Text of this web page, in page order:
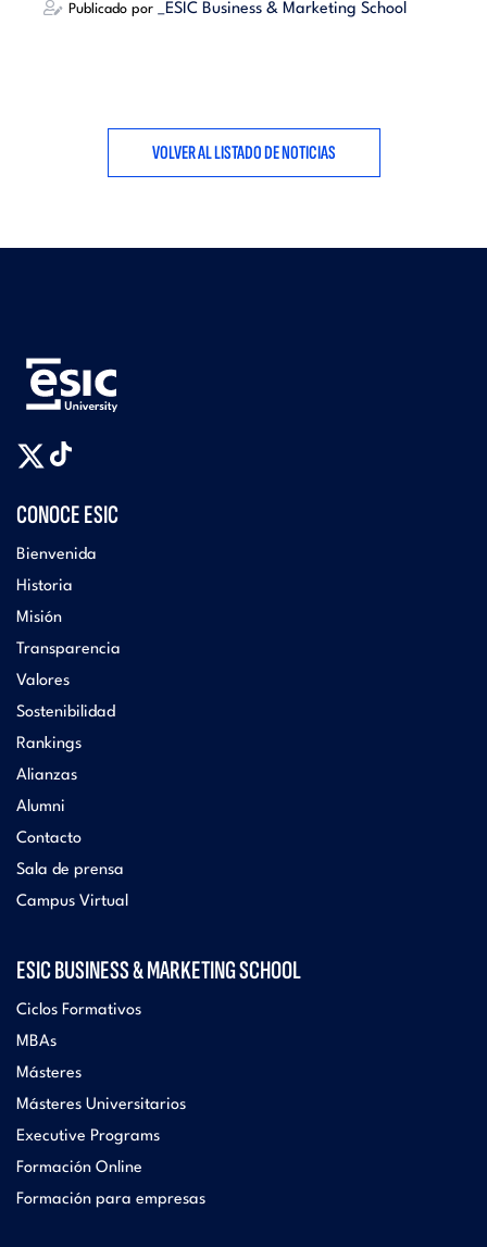
Publicado por _ESIC Business & Marketing School
VOLVER AL LISTADO DE NOTICIAS
CONOCE ESIC
Bienvenida
Historia
Misión
Transparencia
Valores
Sostenibilidad
Rankings
Alianzas
Alumni
Contacto
Sala de prensa
Campus Virtual
ESIC BUSINESS & MARKETING SCHOOL
Ciclos Formativos
MBAs
Másteres
Másteres Universitarios
Executive Programs
Formación Online
Formación para empresas